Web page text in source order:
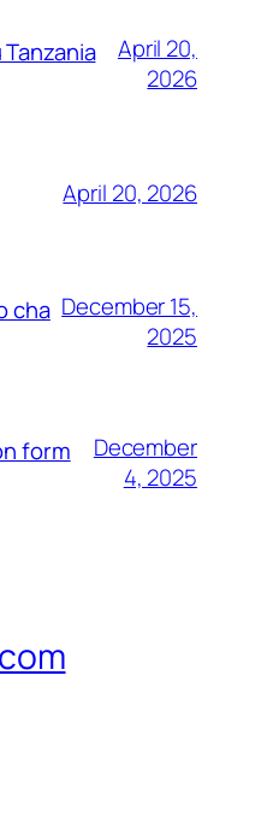
April 20,
2026
April 20, 2026
cha December 15,
2025
form
December
4, 2025